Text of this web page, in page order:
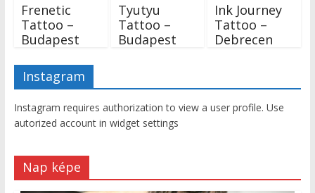
Frenetic
Tattoo –
Budapest
Tyutyu
Tattoo –
Budapest
Ink Journey
Tattoo –
Debrecen
Instagram
Instagram requires authorization to view a user profile. Use
autorized account in widget settings
Nap képe